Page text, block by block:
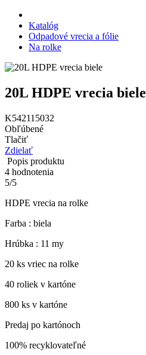
Katalóg
Odpadové vrecia a fólie
Na rolke
20L HDPE vrecia biele
K542115032
Obľúbené
Tlačiť
Zdielať
Popis produktu
4 hodnotenia
5/5
HDPE vrecia na rolke
Farba : biela
Hrúbka : 11 my
20 ks vriec na rolke
40 roliek v kartóne
800 ks v kartóne
Predaj po kartónoch
100% recyklovateľné